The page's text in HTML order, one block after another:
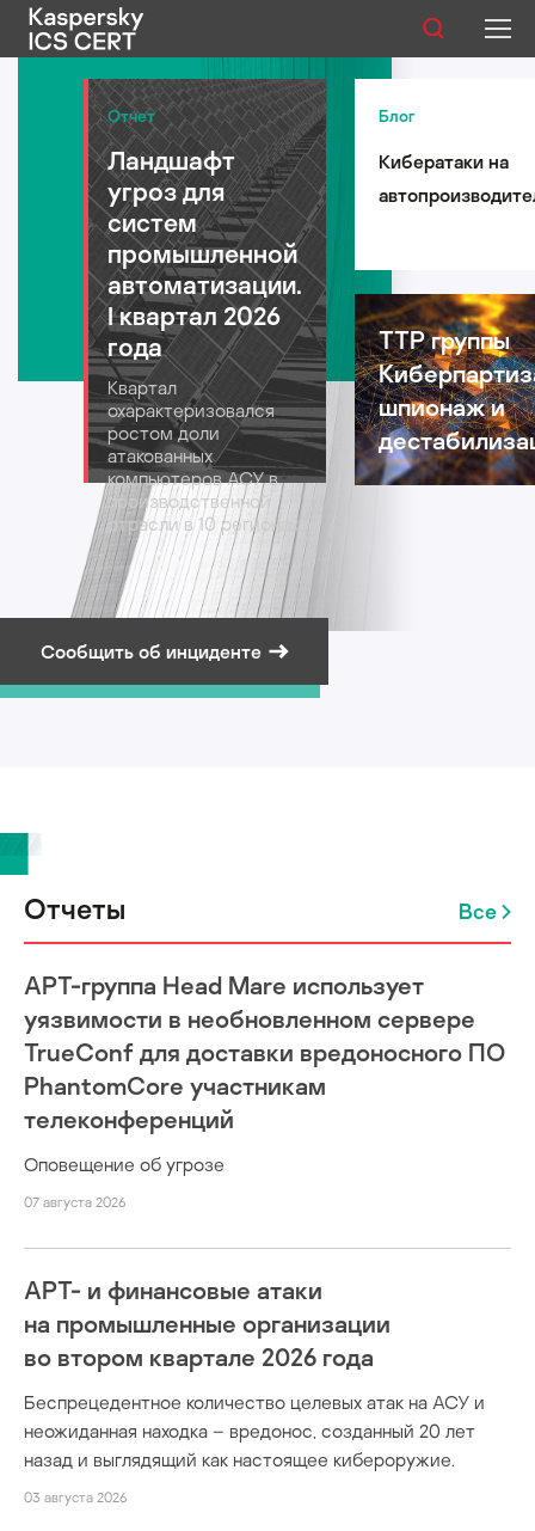
Публикации
Услуги
Уязвимости
Статистика
Русский
Отчет
Ландшафт
угроз для
систем
промышленной
автоматизации.
I квартал 2026
года
Квартал
охарактеризовался
ростом доли
атакованных
компьютеров АСУ в
производственной
отрасли в 10 регионах
Блог
Кибератаки на
компании: риски
автомобильной
индустрии в 2026
году
TTP группы
шпионаж и
Сообщить об инциденте
Подписаться на рассылку
Отчеты Все
APT-группа Head Mare использует
уязвимости в необновленном сервере
TrueConf для доставки вредоносного ПО
PhantomCore участникам
телеконференций
Оповещение об угрозе
07 августа 2026
APT- и финансовые атаки
на промышленные организации
во втором квартале 2026 года
Беспрецедентное количество целевых атак на АСУ и
неожиданная находка – вредонос, созданный 20 лет
назад и выглядящий как настоящее кибероружие.
03 августа 2026